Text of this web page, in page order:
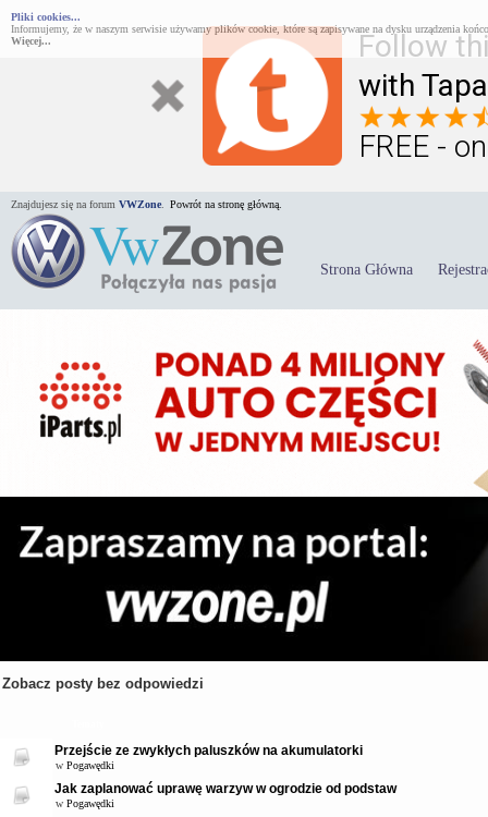
Follow
with
FREE -
Pliki cookies...
Informujemy, że w naszym serwisie używamy plików cookie, które są zapisywane na dysku urządzenia
Więcej...
Znajdujesz się na forum VWZone Powrót na stronę główną.
Strona Główna
Zobacz posty bez odpowiedzi
Przejście ze zwykłych paluszków na akumulatorki
w Pogawędki
Jak zaplanować uprawę warzyw w ogrodzie od podstaw
w Pogawędki